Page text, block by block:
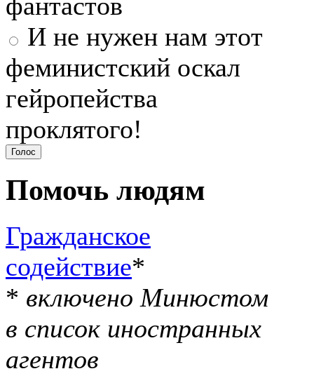
И не нужен нам этот
феминистский оскал
гейропейства
проклятого!
Помочь людям
Гражданское
содействие*
* включено Минюстом
в список иностранных
агентов